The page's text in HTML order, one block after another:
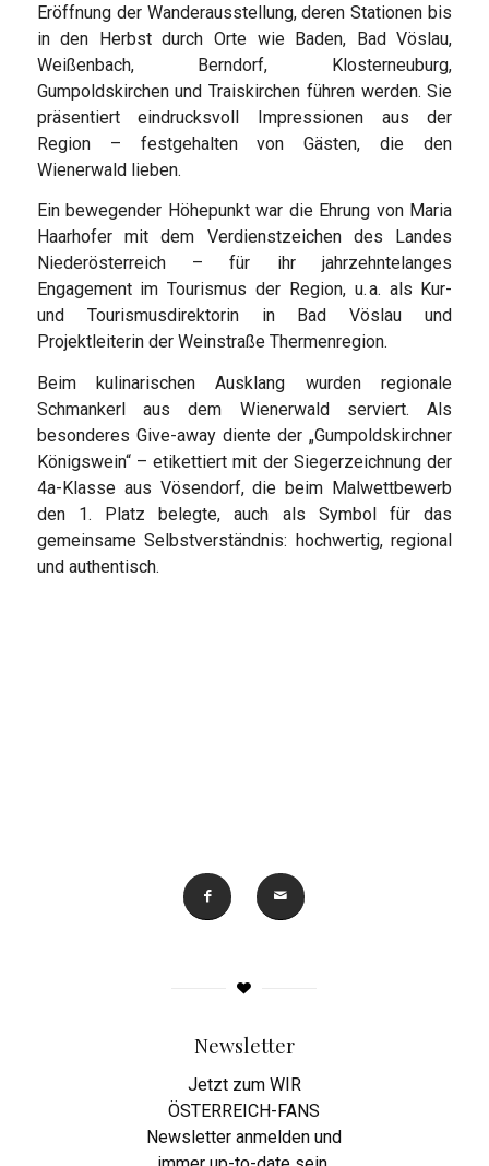
Eröffnung der Wanderausstellung, deren Stationen bis
in den Herbst durch Orte wie Baden, Bad Vöslau,
Weißenbach, Berndorf, Klosterneuburg,
Gumpoldskirchen und Traiskirchen führen werden. Sie
präsentiert eindrucksvoll Impressionen aus der
Region – festgehalten von Gästen, die den
Wienerwald lieben.
Ein bewegender Höhepunkt war die Ehrung von Maria
Haarhofer mit dem Verdienstzeichen des Landes
Niederösterreich – für ihr jahrzehntelanges
Engagement im Tourismus der Region, u. a. als Kur-
und Tourismusdirektorin in Bad Vöslau und
Projektleiterin der Weinstraße Thermenregion.
Beim kulinarischen Ausklang wurden regionale
Schmankerl aus dem Wienerwald serviert. Als
besonderes Give-away diente der „Gumpoldskirchner
Königswein“ – etikettiert mit der Siegerzeichnung der
4a-Klasse aus Vösendorf, die beim Malwettbewerb
den 1. Platz belegte, auch als Symbol für das
gemeinsame Selbstverständnis: hochwertig, regional
und authentisch.
Newsletter
Jetzt zum WIR
ÖSTERREICH-FANS
Newsletter anmelden und